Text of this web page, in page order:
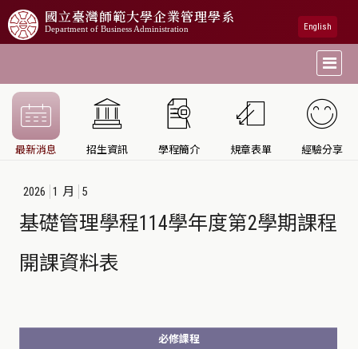
國立臺灣師範大學企業管理學系
Department of Business Administration English
最新消息 招生資訊 學程簡介 規章表單 經驗分享
2026 1 月 5
基礎管理學程114學年度第2學期課程
開課資料表
必修課程